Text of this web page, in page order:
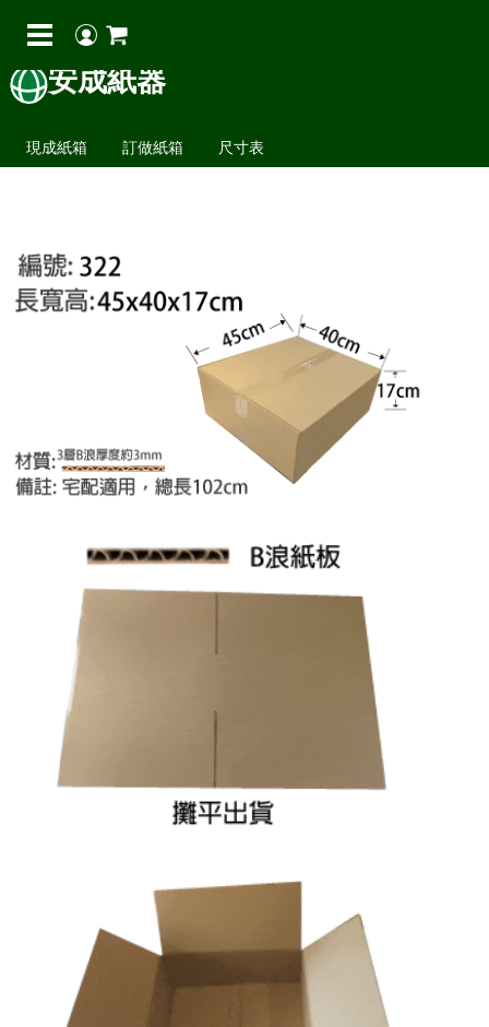
安成紙器
現成紙箱 訂做紙箱 尺寸表